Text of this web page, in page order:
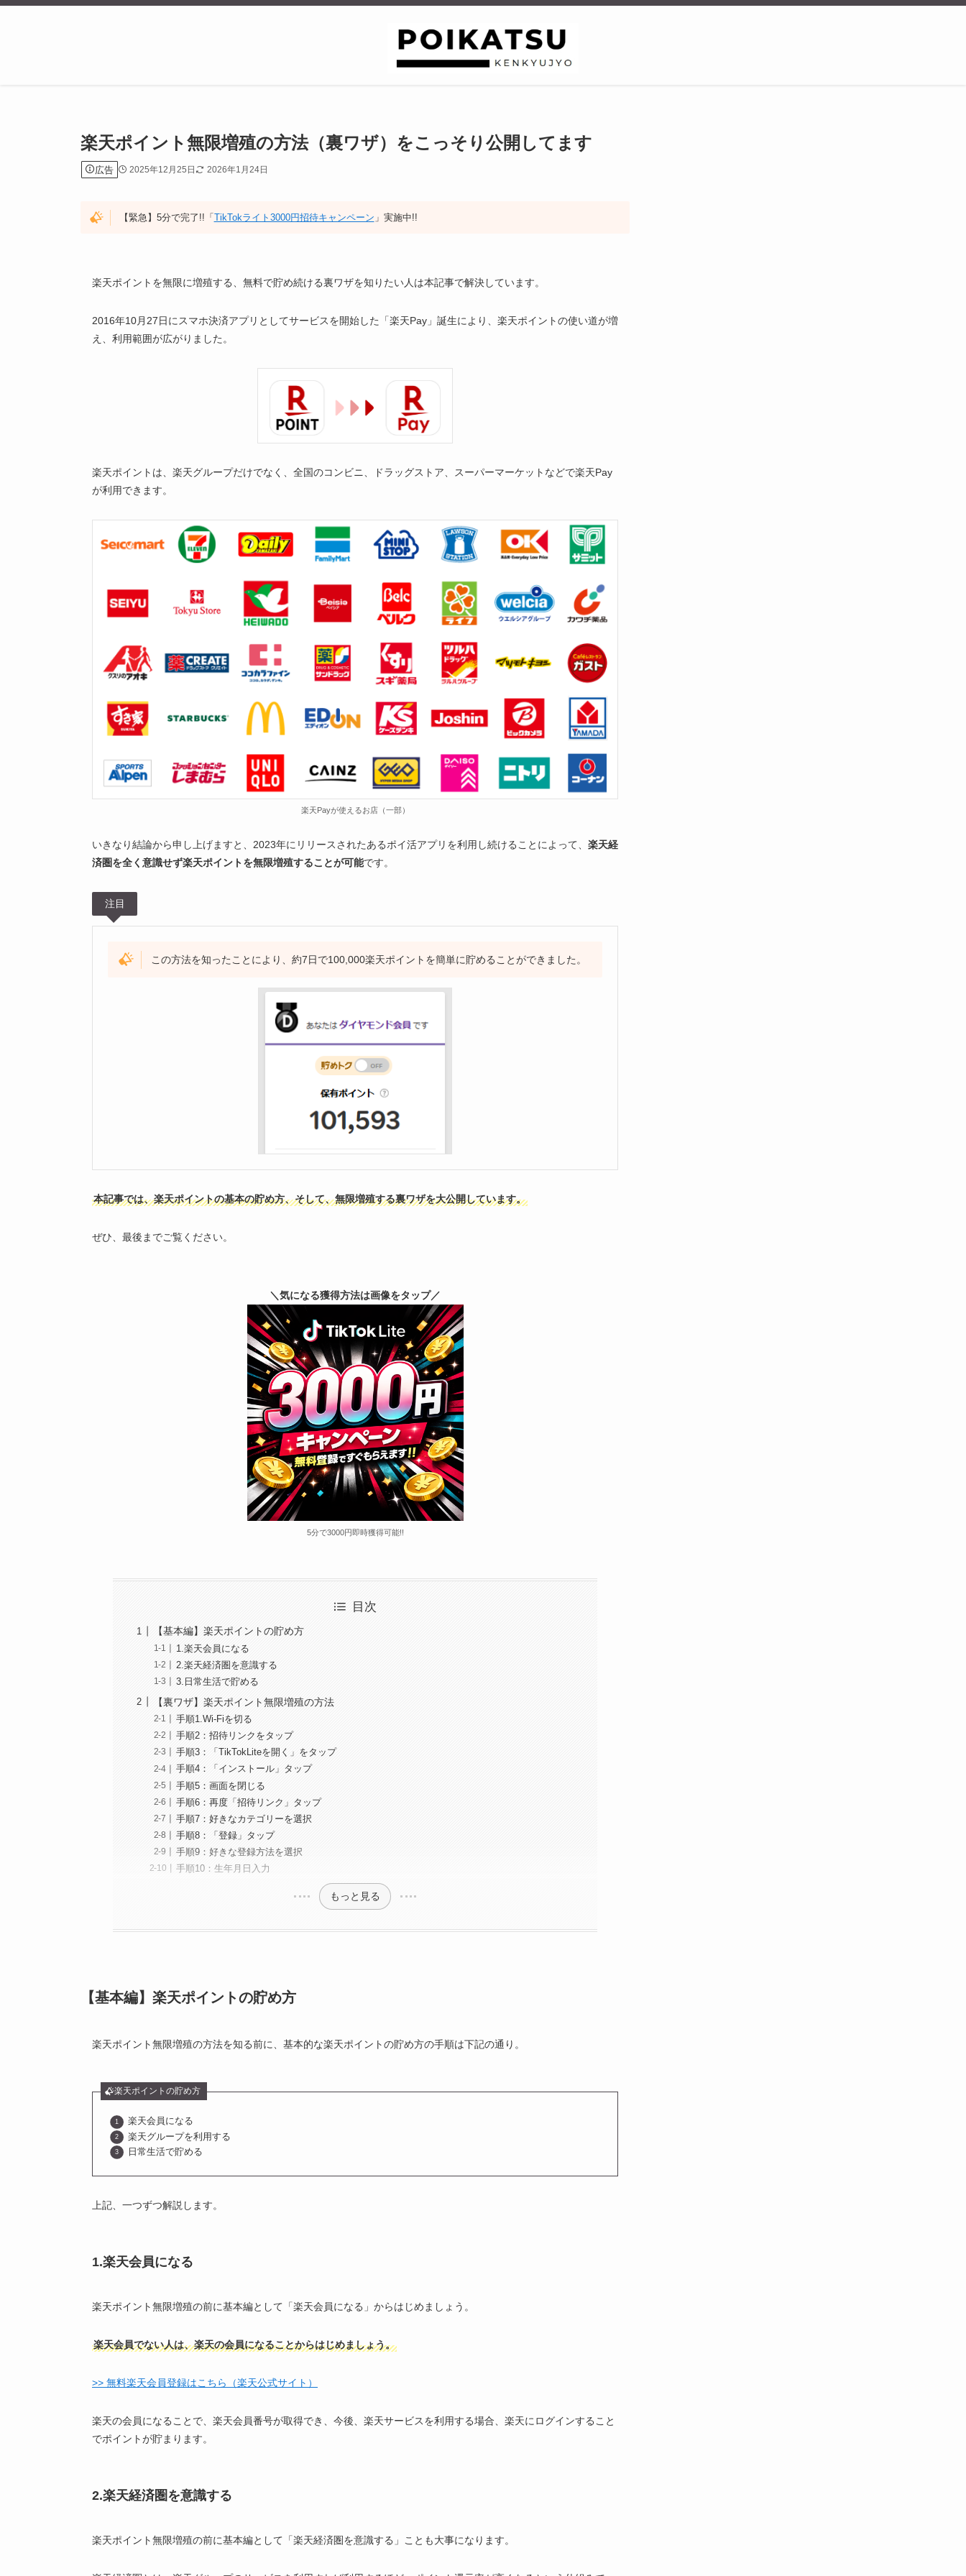
楽天ポイント無限増殖の方法（裏ワザ）をこっそり公開してます
広告 2025年12月25日 2026年1月24日
【緊急】5分で完了!!「 TikTokライト3000円招待キャンペーン 」実施中!!
楽天ポイントを無限に増殖する、無料で貯め続ける裏ワザを知りたい人は本記事で解決しています。
2016年10月27日にスマホ決済アプリとしてサービスを開始した「楽天Pay」誕生により、楽天ポイントの使い道が増
え、利用範囲が広がりました。
楽天ポイントは、楽天グループだけでなく、全国のコンビニ、ドラッグストア、スーパーマーケットなどで楽天Pay
が利用できます。
楽天Payが使えるお店（一部）
いきなり結論から申し上げますと、2023年にリリースされたあるポイ活アプリを利用し続けることによって、 楽天経
済圏を全く意識せず楽天ポイントを無限増殖することが可能です。
注目
この方法を知ったことにより、約7日で100,000楽天ポイントを簡単に貯めることができました。
本記事では、楽天ポイントの基本の貯め方、そして、無限増殖する裏ワザを大公開しています。
ぜひ、最後までご覧ください。
＼気になる獲得方法は画像をタップ／
5分で3000円即時獲得可能!!
目次
【基本編】楽天ポイントの貯め方
1.楽天会員になる
2.楽天経済圏を意識する
3.日常生活で貯める
【裏ワザ】楽天ポイント無限増殖の方法
手順1.Wi-Fiを切る
手順2：招待リンクをタップ
手順3：「TikTokLiteを開く」をタップ
手順4：「インストール」タップ
手順5：画面を閉じる
手順6：再度「招待リンク」タップ
手順7：好きなカテゴリーを選択
手順8：「登録」タップ
手順9：好きな登録方法を選択
手順10：生年月日入力
もっと見る
【基本編】楽天ポイントの貯め方
楽天ポイント無限増殖の方法を知る前に、基本的な楽天ポイントの貯め方の手順は下記の通り。
楽天ポイントの貯め方
楽天会員になる
楽天グループを利用する
日常生活で貯める
上記、一つずつ解説します。
1.楽天会員になる
楽天ポイント無限増殖の前に基本編として「楽天会員になる」からはじめましょう。
楽天会員でない人は、楽天の会員になることからはじめましょう。
>> 無料楽天会員登録はこちら（楽天公式サイト）
楽天の会員になることで、楽天会員番号が取得でき、今後、楽天サービスを利用する場合、楽天にログインすること
でポイントが貯まります。
2.楽天経済圏を意識する
楽天ポイント無限増殖の前に基本編として「楽天経済圏を意識する」ことも大事になります。